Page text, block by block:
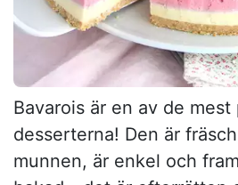
Bavarois är en av de mest
desserterna! Den är
munnen, är enkel och